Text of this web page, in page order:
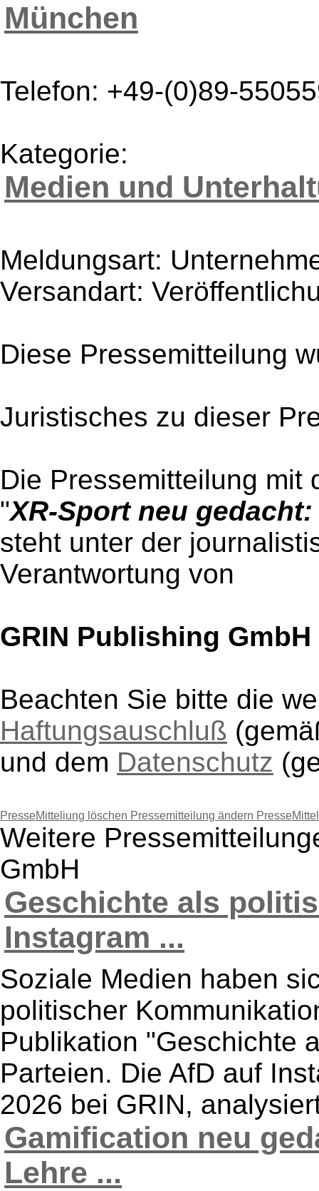
München
Telefon: +49-(0)89-
Kategorie:
Medien und
Meldungsart:
Versandart:
Diese Pressemitteilung
Juristisches zu dieser
Die Pressemitteilung mit
"XR-Sport neu
steht unter der
Verantwortung von
GRIN Publishing GmbH
Beachten Sie bitte die
Haftungsauschluß
und dem Datenschutz
PresseMitteliung löschen Pressemitteilung ändern
Weitere
GmbH
Geschichte als
Instagram ...
Soziale Medien haben
politischer
Publikation "Geschichte
Parteien. Die AfD auf
2026 bei GRIN,
Gamification neu
Lehre ...